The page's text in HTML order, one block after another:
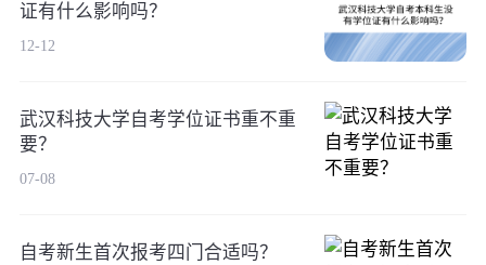
证有什么影响吗？
12-12
武汉科技大学自考学位证书重不重
要？
07-08
自考新生首次报考四门合适吗？